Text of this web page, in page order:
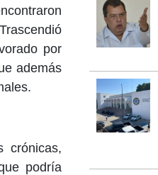
por
además
crónicas,
podría